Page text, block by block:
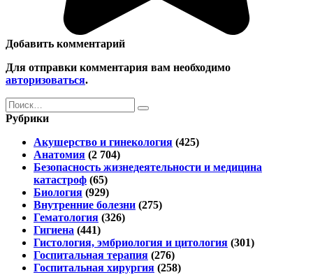
Добавить комментарий
Для отправки комментария вам необходимо
авторизоваться.
Search
for:
Рубрики
Акушерство и гинекология (425)
Анатомия (2 704)
Безопасность жизнедеятельности и медицина
катастроф (65)
Биология (929)
Внутренние болезни (275)
Гематология (326)
Гигиена (441)
Гистология, эмбриология и цитология (301)
Госпитальная терапия (276)
Госпитальная хирургия (258)